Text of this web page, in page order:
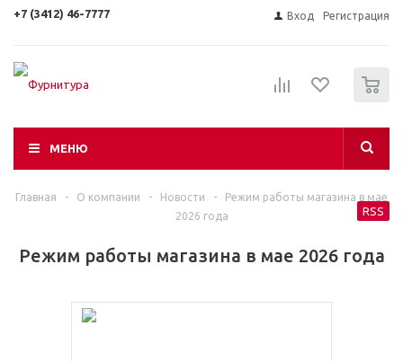
+7 (3412) 46-7777 Вход Регистрация
МЕНЮ
Главная - О компании - Новости -
Режим работы магазина в мае
2026 года
Режим работы магазина в мае 2026 года
RSS